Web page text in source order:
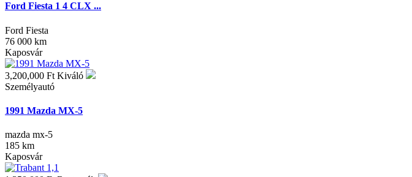
Ford Fiesta 1 4 CLX ...
Ford Fiesta
76 000 km
Kaposvár
3,200,000 Ft Kiváló
Személyautó
1991 Mazda MX-5
mazda mx-5
185 km
Kaposvár